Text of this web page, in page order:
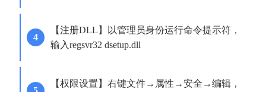
【注册DLL】以管理员身份运行命令提示符，
输入regsvr32 dsetup.dll
【权限设置】右键文件→属性→安全→编辑，